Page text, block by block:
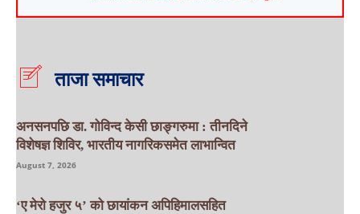
ताजा समाचार
अनसनपछि डा. गोविन्द केसी छाङ्गरुमा : तीनदिने
विशेषज्ञ शिविर, भारतीय नागरिकसमेत लाभान्वित
August 7, 2026
‘ए मेरो हजुर ५’ को छायांकन अपिहिमालसहित